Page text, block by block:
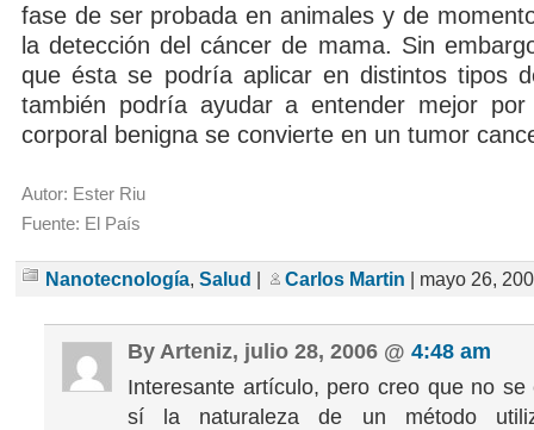
fase de ser probada en animales y de
la detección del cáncer de mama. Sin
que ésta se podría aplicar en distintos tipos
también podría ayudar a entender mejor
corporal benigna se convierte en un tumor
Autor: Ester Riu
Fuente: El País
Nanotecnología, Salud Carlos Martin | mayo 26,
By Arteniz, julio 28, 2006 @ 4:48 am
Interesante artículo, pero creo que no se
sí la naturaleza de un método